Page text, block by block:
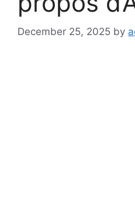
December 25, 2025 by